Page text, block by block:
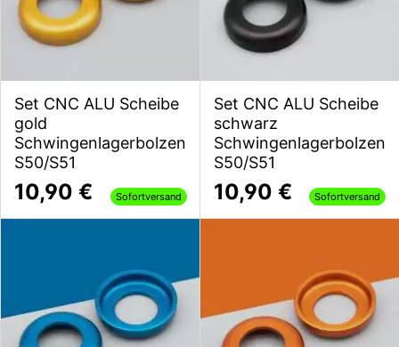
Set CNC ALU Scheibe
gold
Schwingenlagerbolzen
S50/S51
10,90 € Sofortversand
Set CNC ALU Scheibe
schwarz
Schwingenlagerbolzen
S50/S51
10,90 € Sofortversand